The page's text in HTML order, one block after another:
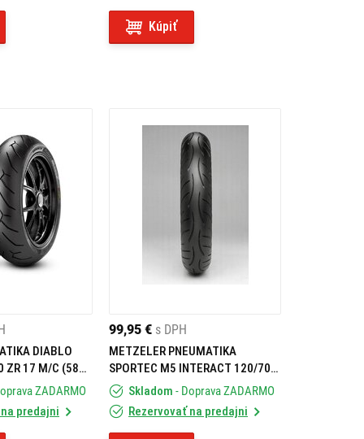
Kúpiť
DIABLO
ZR 17 M/C (58W)
ZADARMO
predajni
99,95 € s DPH
METZELER PNEUMATIKA
SPORTEC M5 INTERACT 120/70
ZR 17 M/C (58W) TL FRONT
Skladom - Doprava ZADARMO
Rezervovať na predajni